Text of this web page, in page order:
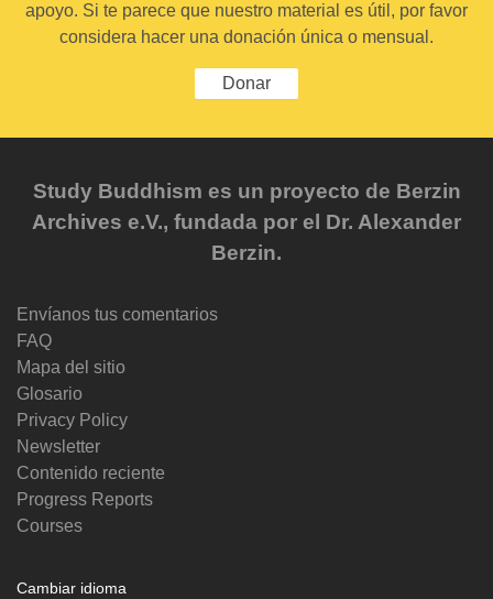
apoyo. Si te parece que nuestro material es útil, por favor
considera hacer una donación única o mensual.
Donar
Study Buddhism es un proyecto de Berzin
Archives e.V., fundada por el Dr. Alexander
Berzin.
Envíanos tus comentarios
FAQ
Mapa del sitio
Glosario
Privacy Policy
Newsletter
Contenido reciente
Progress Reports
Courses
Cambiar idioma